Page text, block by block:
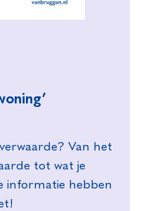
Van het
tot wat je
informatie hebben